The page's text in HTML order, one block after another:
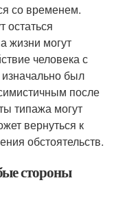
со временем.
остаться
жизни могут
человека с
был
после
типажа могут
вернуться к
обстоятельств.
стороны